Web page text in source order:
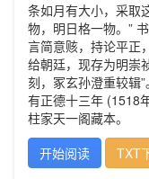
条如月有大小，采取
物，明日格一物。”
言简意赅，持论平正
给朝廷，现存为明崇
刻，冢玄孙澄重较辑
有正德十三年 (1518
柱家天一阁藏本。
开始阅读
TXT